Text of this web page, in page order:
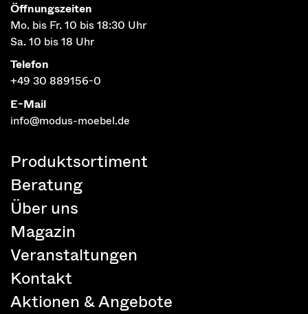
Öffnungszeiten
Mo. bis Fr. 10 bis 18:30 Uhr
Sa. 10 bis 18 Uhr
Telefon
+49 30 889156-0
E-Mail
info@modus-moebel.de
Produktsortiment
Beratung
Über uns
Magazin
Veranstaltungen
Kontakt
Aktionen & Angebote